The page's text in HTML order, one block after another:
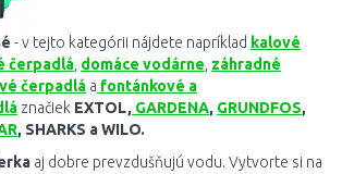
- v tejto kategórii nájdete napríklad kalové
čerpadlá domáce vodárne záhradné
čerpadlá a fontánkové a
značiek EXTOL, GARDENA, GRUNDFOS,
, SHARKS a WILO.
aj dobre prevzdušňujú vodu. Vytvorte si na